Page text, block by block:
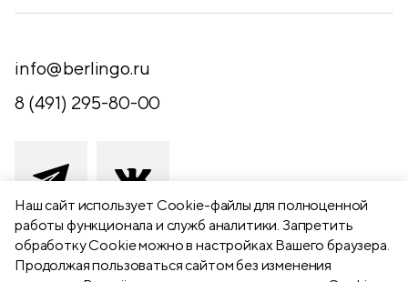
Наш сайт использует Сookie-файлы для полноценной
работы функционала и служб аналитики. Запретить
обработку Cookie можно в настройках Вашего браузера.
Продолжая пользоваться сайтом без изменения
Контакты
Обратная связь
Письменные принадлежности
Канцелярские принадлежности
Чертежные принадлежности
Хобби и творчество
Презентационное оборудование
Школьный текстиль
info@berlingo.ru
8 (491) 295-80-00
391111 Рязанская обл., Рыбновский р-